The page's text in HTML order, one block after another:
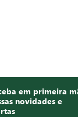
em primeira
novidades e